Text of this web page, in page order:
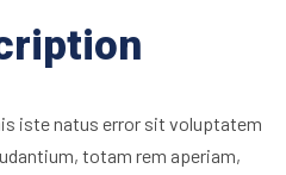
iste natus error sit voluptatem
totam rem aperiam,